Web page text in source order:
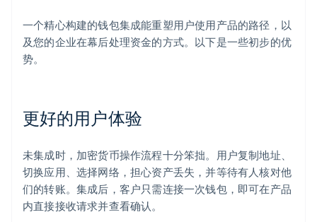
一个精心构建的钱包集成能重塑用户使用产品的路径，以
及您的企业在幕后处理资金的方式。以下是一些初步的优
势。
更好的用户体验
未集成时，加密货币操作流程十分笨拙。用户复制地址、
切换应用、选择网络，担心资产丢失，并等待有人核对他
们的转账。集成后，客户只需连接一次钱包，即可在产品
内直接接收请求并查看确认。